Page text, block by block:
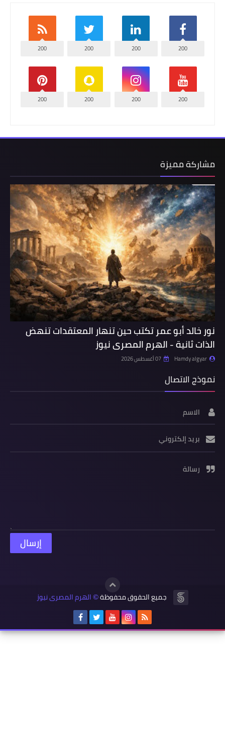
200
200
200
200
200
200
200
200
مشاركة مميزة
نور خالد أبو عمر تكتب حين تنهار المعتقدات تنهض
الذات ثانية - الهرم المصرى نيوز
Hamdy algyar 07 أغسطس 2026
نموذج الاتصال
الاسم
بريد إلكتروني
رسالة
جميع الحقوق محفوظة© الهرم المصرى نيوز